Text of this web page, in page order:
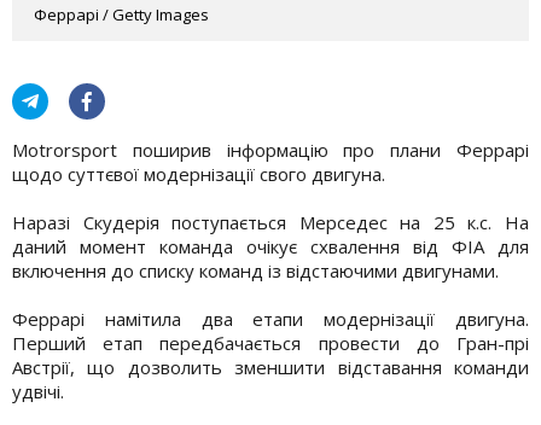
Феррарі / Getty Images
Motrorsport поширив інформацію про плани Феррарі
щодо суттєвої модернізації свого двигуна.
Наразі Скудерія поступається Мерседес на 25 к.с. На
даний момент команда очікує схвалення від ФІА для
включення до списку команд із відстаючими двигунами.
Феррарі намітила два етапи модернізації двигуна.
Перший етап передбачається провести до Гран-прі
Австрії, що дозволить зменшити відставання команди
удвічі.